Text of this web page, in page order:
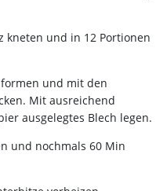
kneten und in 12 Portionen
und mit den
Mit ausreichend
ausgelegtes Blech legen.
und nochmals 60 Min